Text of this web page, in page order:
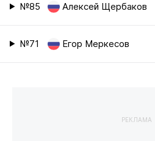
№85 Алексей Щербаков
№71 Егор Меркесов
РЕКЛАМА